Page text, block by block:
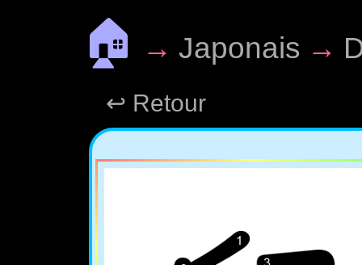
🏠 → Japonais →
↩ Retour